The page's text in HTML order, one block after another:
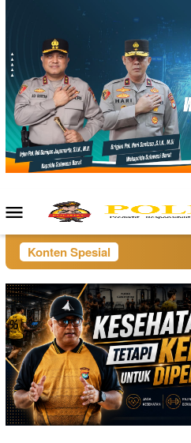
Menu
Mobile
Konten Spesial